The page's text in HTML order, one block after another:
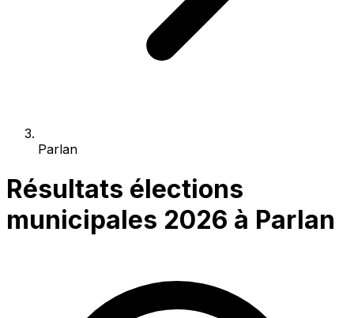
Parlan
Résultats élections
municipales 2026 à Parlan